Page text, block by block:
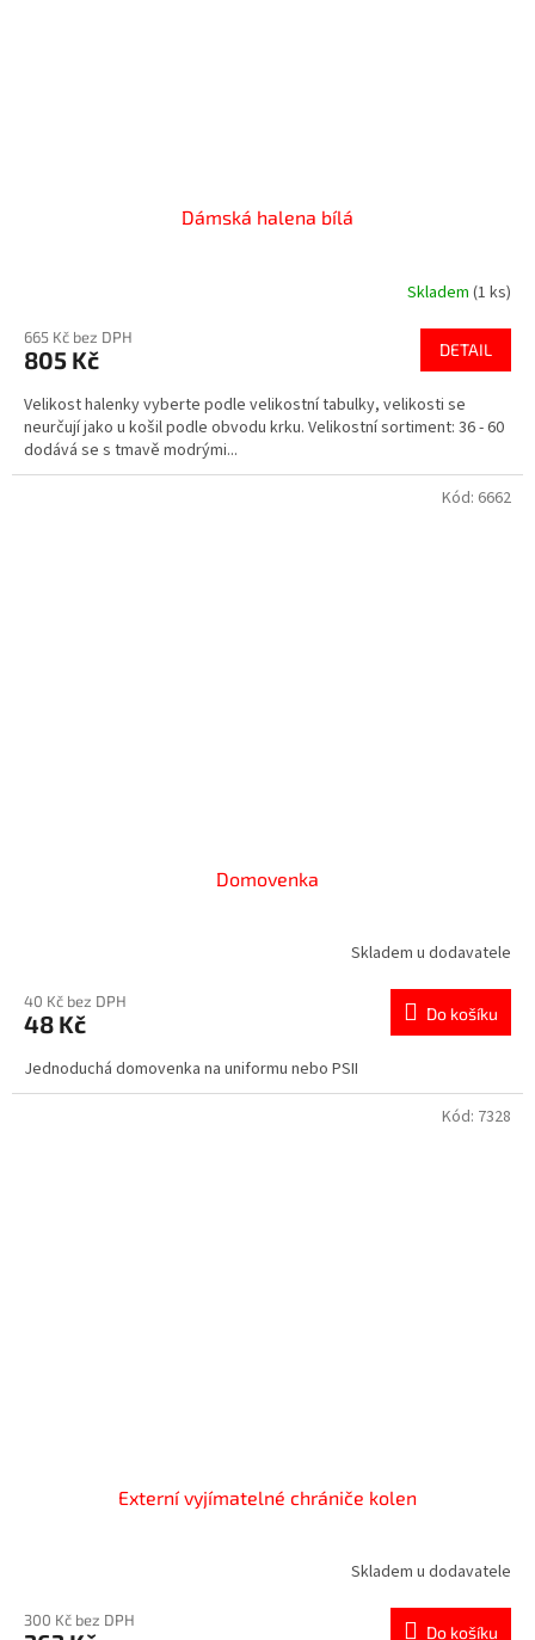
Dámská halena bílá
Skladem (1 ks)
665 Kč bez DPH
805 Kč DETAIL
Velikost halenky vyberte podle velikostní tabulky, velikosti se
neurčují jako u košil podle obvodu krku. Velikostní sortiment: 36 - 60
dodává se s tmavě modrými...
Domovenka
Skladem u dodavatele
40 Kč bez DPH
48 Kč Do košíku
Jednoduchá domovenka na uniformu nebo PSII
Kód: 6662
Externí vyjímatelné chrániče kolen
Skladem u dodavatele
300 Kč bez DPH
Do košíku
Kód: 7328